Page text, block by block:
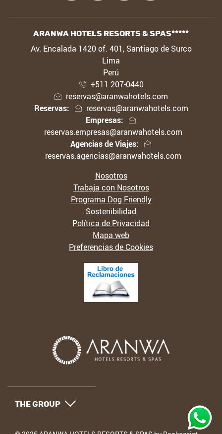
DIRECCIÓN
ARANWA HOTELS RESORTS & SPAS*****
Av. Encalada 1420 of. 401, Santiago de Surco
Lima
Perú
+511 207-0440
reservas@aranwahotels.com
Reservas:
reservas@aranwahotels.com
Empresas:
reservas.empresas@aranwahotels.com
Agencias de Viajes:
reservas.agencias@aranwahotels.com
Nosotros
Trabaja con Nosotros
Programa Dog Friendly
Sostenibilidad
Política de Privacidad
Mapa web
Preferencias de Cookies
THE GROUP